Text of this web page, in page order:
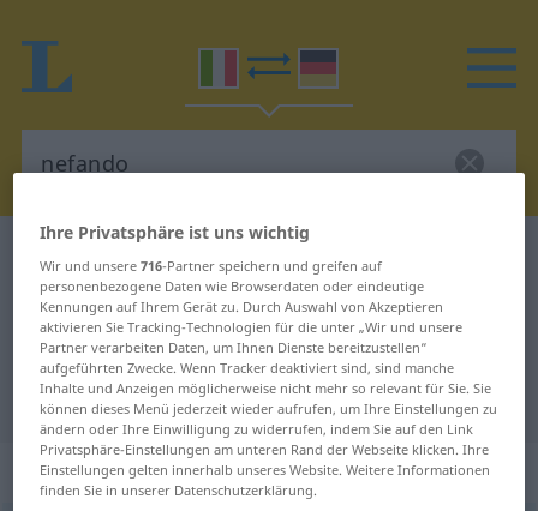
Italienisch-Deutsch Übersetzung
für "nefando"
"nefando" Deutsch Übersetzung
„nefando“: aggettivo
Ihre Privatsphäre ist uns wichtig
Wir und unsere716-Partner speichern und greifen auf
personenbezogene Daten wie Browserdaten oder eindeutige
Kennungen auf Ihrem Gerät zu. Durch Auswahl von Akzeptieren
aktivieren Sie Tracking-Technologien für die unter „Wir und unsere
Partner verarbeiten Daten, um Ihnen Dienste bereitzustellen“
aufgeführten Zwecke. Wenn Tracker deaktiviert sind, sind manche
Inhalte und Anzeigen möglicherweise nicht mehr so relevant für Sie. Sie
können dieses Menü jederzeit wieder aufrufen, um Ihre Einstellungen zu
ändern oder Ihre Einwilligung zu widerrufen, indem Sie auf den Link
Privatsphäre-Einstellungen am unteren Rand der Webseite klicken. Ihre
Einstellungen gelten innerhalb unseres Website. Weitere Informationen
finden Sie in unserer Datenschutzerklärung.